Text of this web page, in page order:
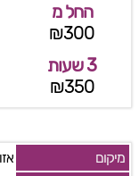
החל מ
₪300
3 שעות
₪350
מיקום